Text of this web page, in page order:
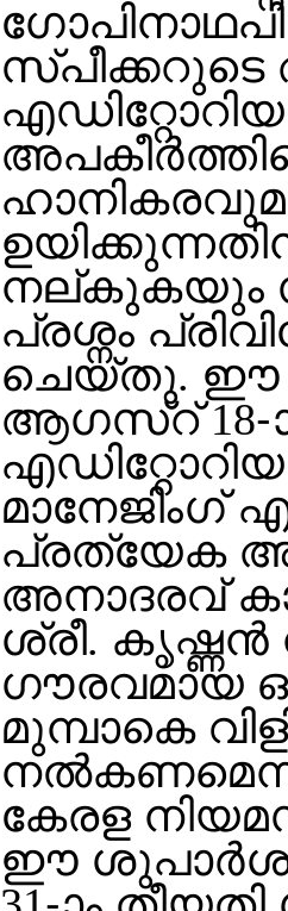
സ്പീക്കറുടെ
നല്കുകയും
പ്രശ്നം
ചെയ്തു. ഈ
ആഗസ്റ് 18-
മാനേജിംഗ്
പ്രത്യേക
അനാദരവ്
ശ്രീ. കൃഷ്ണന്‍
ഗൗരവമായ
മുമ്പാകെ
കേരള
ഈ ശുപാര്‍ശ